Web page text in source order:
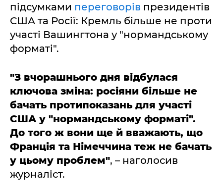
підсумками переговорів президентів
США та Росії: Кремль більше не проти
участі Вашингтона у "нормандському
форматі".
"З вчорашнього дня відбулася
ключова зміна: росіяни більше не
бачать протипоказань для участі
США у "нормандському форматі".
До того ж вони ще й вважають, що
Франція та Німеччина теж не бачать
у цьому проблем", – наголосив
журналіст.